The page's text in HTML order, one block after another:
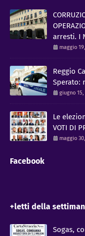
arresti. I
maggio
Reggio
Sperato:
giugno 15,
Le
VOTI DI
maggio
Facebook
+letti della
Sogas,